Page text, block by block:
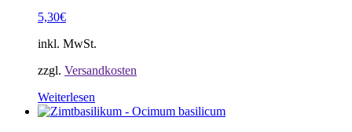
5,30€
inkl. MwSt.
zzgl. Versandkosten
Weiterlesen